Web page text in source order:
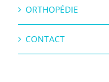
ORTHOPÉDIE
CONTACT